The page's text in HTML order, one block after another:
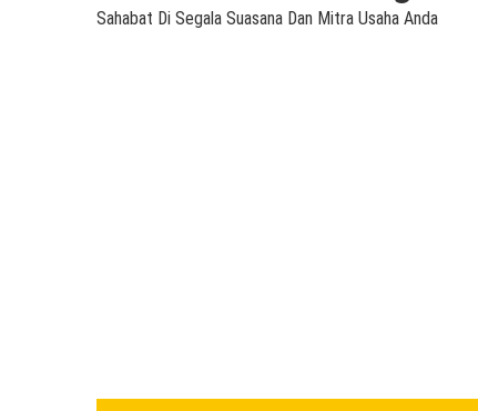
Sahabat Di Segala Suasana Dan Mitra Usaha Anda